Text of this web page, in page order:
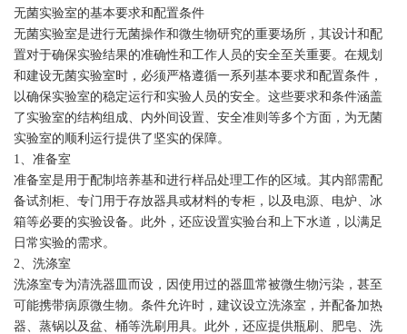
无菌实验室的基本要求和配置条件
无菌实验室是进行无菌操作和微生物研究的重要场所，其设计和配
置对于确保实验结果的准确性和工作人员的安全至关重要。在规划
和建设无菌实验室时，必须严格遵循一系列基本要求和配置条件，
以确保实验室的稳定运行和实验人员的安全。这些要求和条件涵盖
了实验室的结构组成、内外间设置、安全准则等多个方面，为无菌
实验室的顺利运行提供了坚实的保障。
1、准备室
准备室是用于配制培养基和进行样品处理工作的区域。其内部需配
备试剂柜、专门用于存放器具或材料的专柜，以及电源、电炉、冰
箱等必要的实验设备。此外，还应设置实验台和上下水道，以满足
日常实验的需求。
2、洗涤室
洗涤室专为清洗器皿而设，因使用过的器皿常被微生物污染，甚至
可能携带病原微生物。条件允许时，建议设立洗涤室，并配备加热
器、蒸锅以及盆、桶等洗刷用具。此外，还应提供瓶刷、肥皂、洗